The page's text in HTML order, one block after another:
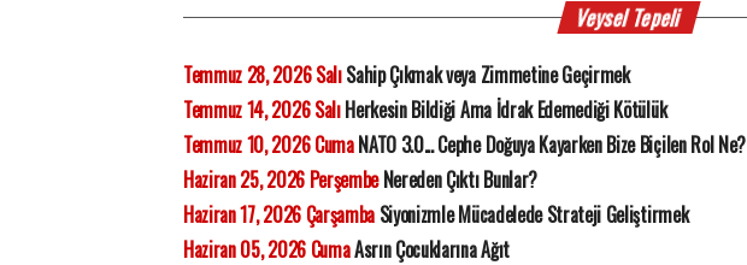
Veysel Tepeli
Temmuz 28, 2026 SalıSahip Çıkmak veya Zimmetine Geçirmek
Temmuz 14, 2026 SalıHerkesin Bildiği Ama İdrak Edemediği Kötülük
Temmuz 10, 2026 CumaNATO 3.0... Cephe Doğuya Kayarken Bize Biçilen Rol Ne?
Haziran 25, 2026 PerşembeNereden Çıktı Bunlar?
Haziran 17, 2026 Çarşamba Siyonizmle Mücadelede Strateji Geliştirmek
Haziran 05, 2026 CumaAsrın Çocuklarına Ağıt